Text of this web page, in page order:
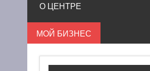
О ЦЕНТРЕ
МОЙ БИЗНЕС